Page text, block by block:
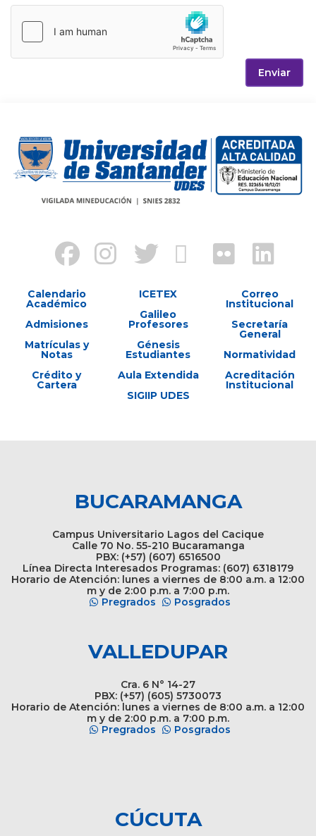
Enviar
Calendario
Académico
Admisiones
Matrículas y
Notas
Crédito y
Cartera
ICETEX
Galileo
Profesores
Génesis
Estudiantes
Aula Extendida
SIGIIP UDES
Correo
Institucional
Secretaría
General
Normatividad
Acreditación
Institucional
BUCARAMANGA
Campus Universitario Lagos del Cacique
Calle 70 No. 55-210 Bucaramanga
PBX: (+57) (607) 6516500
Línea Directa Interesados Programas: (607) 6318179
Horario de Atención: lunes a viernes de 8:00 a.m. a 12:00
m y de 2:00 p.m. a 7:00 p.m.
Pregrados
Posgrados
VALLEDUPAR
Cra. 6 N° 14-27
PBX: (+57) (605) 5730073
Horario de Atención: lunes a viernes de 8:00 a.m. a 12:00
m y de 2:00 p.m. a 7:00 p.m.
Pregrados
Posgrados
CÚCUTA